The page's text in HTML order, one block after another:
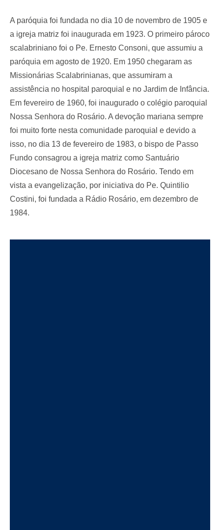
A paróquia foi fundada no dia 10 de novembro de 1905 e
a igreja matriz foi inaugurada em 1923. O primeiro pároco
scalabriniano foi o Pe. Ernesto Consoni, que assumiu a
paróquia em agosto de 1920. Em 1950 chegaram as
Missionárias Scalabrinianas, que assumiram a
assistência no hospital paroquial e no Jardim de Infância.
Em fevereiro de 1960, foi inaugurado o colégio paroquial
Nossa Senhora do Rosário. A devoção mariana sempre
foi muito forte nesta comunidade paroquial e devido a
isso, no dia 13 de fevereiro de 1983, o bispo de Passo
Fundo consagrou a igreja matriz como Santuário
Diocesano de Nossa Senhora do Rosário. Tendo em
vista a evangelização, por iniciativa do Pe. Quintilio
Costini, foi fundada a Rádio Rosário, em dezembro de
1984.